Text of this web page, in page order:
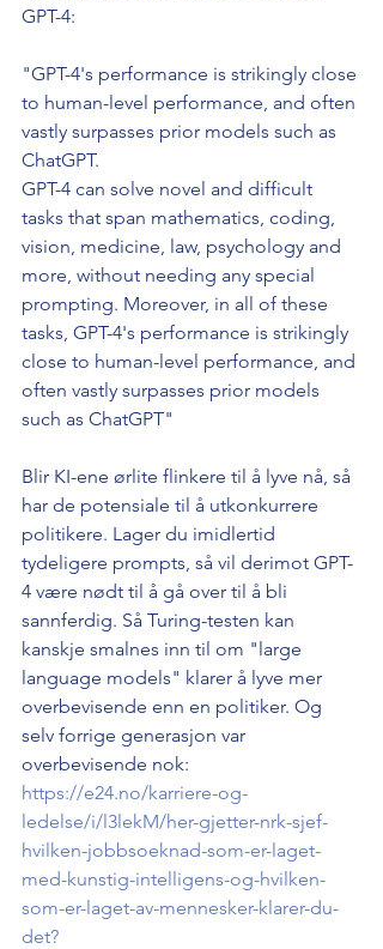
GPT-4:
"GPT-4's performance is strikingly close
to human-level performance, and often
vastly surpasses prior models such as
ChatGPT.
GPT-4 can solve novel and difficult
tasks that span mathematics, coding,
vision, medicine, law, psychology and
more, without needing any special
prompting. Moreover, in all of these
tasks, GPT-4's performance is strikingly
close to human-level performance, and
often vastly surpasses prior models
such as ChatGPT"
Blir KI-ene ørlite flinkere til å lyve nå, så
har de potensiale til å utkonkurrere
politikere. Lager du imidlertid
tydeligere prompts, så vil derimot GPT-
4 være nødt til å gå over til å bli
sannferdig. Så Turing-testen kan
kanskje smalnes inn til om "large
language models" klarer å lyve mer
overbevisende enn en politiker. Og
selv forrige generasjon var
overbevisende nok:
https://e24.no/karriere-og-
ledelse/i/l3lekM/her-gjetter-nrk-sjef-
hvilken-jobbsoeknad-som-er-laget-
med-kunstig-intelligens-og-hvilken-
som-er-laget-av-mennesker-klarer-du-
det?